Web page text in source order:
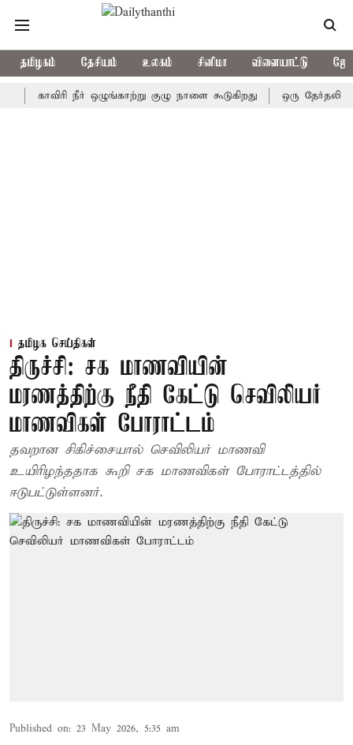
தமிழகம் தேசியம் உலகம் சினிமா விளையாட்டு
காவிரி நீர் ஒழுங்காற்று குழு நாளை கூடுகிறது ஒரு தேர்தலில்கூட
தமிழக செய்திகள்
திருச்சி: சக மாணவியின்
மரணத்திற்கு நீதி கேட்டு செவிலியர்
மாணவிகள் போராட்டம்
தவறான சிகிச்சையால் செவிலியர் மாணவி
உயிரிழந்ததாக கூறி சக மாணவிகள் போராட்டத்தில்
ஈடுபட்டுள்ளனர்.
Published on: 23 May 2026, 5:35 am